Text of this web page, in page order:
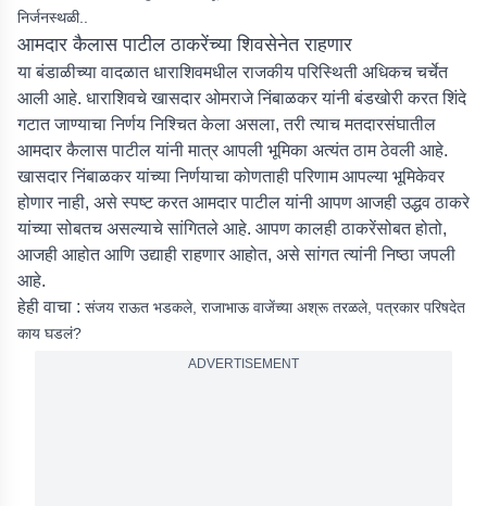
निर्जनस्थळी..
आमदार कैलास पाटील ठाकरेंच्या शिवसेनेत राहणार
या बंडाळीच्या वादळात धाराशिवमधील राजकीय परिस्थिती अधिकच चर्चेत
आली आहे. धाराशिवचे खासदार ओमराजे निंबाळकर यांनी बंडखोरी करत शिंदे
गटात जाण्याचा निर्णय निश्चित केला असला, तरी त्याच मतदारसंघातील
आमदार कैलास पाटील यांनी मात्र आपली भूमिका अत्यंत ठाम ठेवली आहे.
खासदार निंबाळकर यांच्या निर्णयाचा कोणताही परिणाम आपल्या भूमिकेवर
होणार नाही, असे स्पष्ट करत आमदार पाटील यांनी आपण आजही उद्धव ठाकरे
यांच्या सोबतच असल्याचे सांगितले आहे. आपण कालही ठाकरेंसोबत होतो,
आजही आहोत आणि उद्याही राहणार आहोत, असे सांगत त्यांनी निष्ठा जपली
आहे.
हेही वाचा : संजय राऊत भडकले, राजाभाऊ वाजेंच्या अश्रू तरळले, पत्रकार परिषदेत
काय घडलं?
ADVERTISEMENT